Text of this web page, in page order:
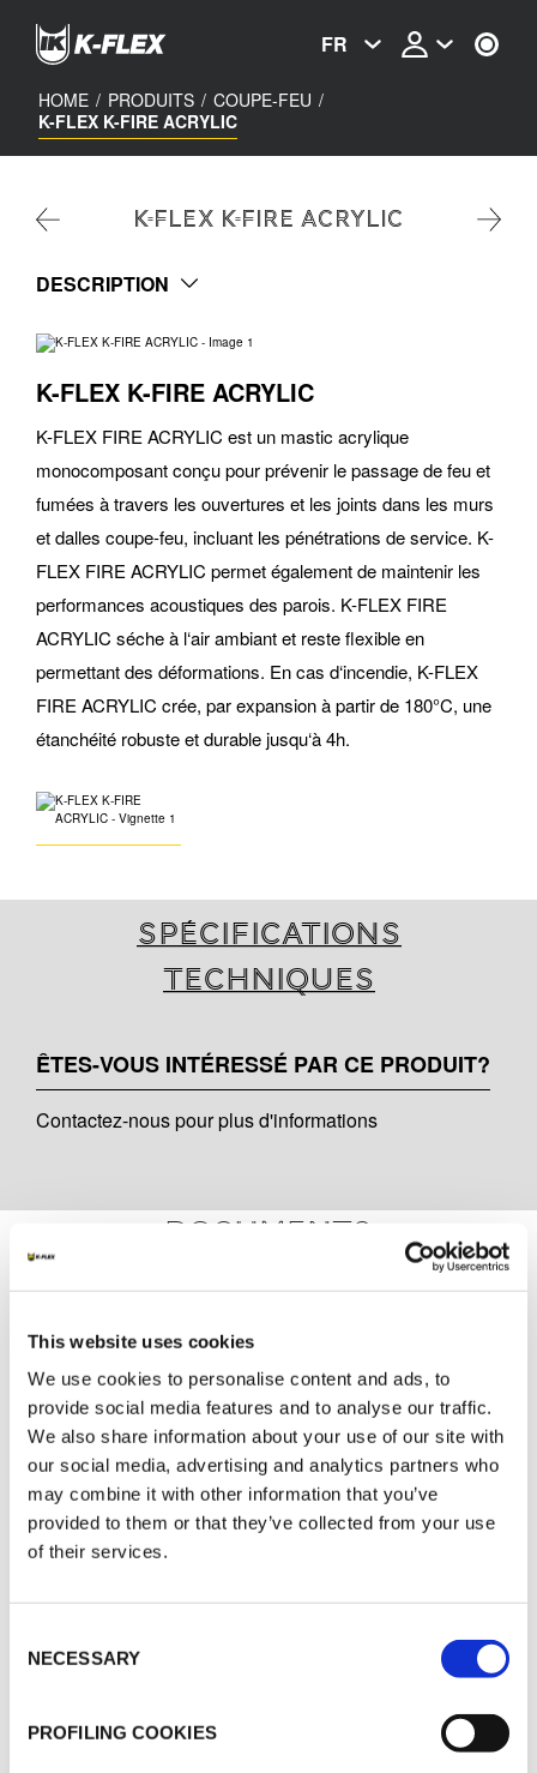
This website uses cookies
We use cookies to personalise content and ads, to
provide social media features and to analyse our traffic.
We also share information about your use of our site with
our social media, advertising and analytics partners who
may combine it with other information that you’ve
provided to them or that they’ve collected from your use
of their services.
Selection
NECESSARY
PROFILING COOKIES
content
FR
HOME / PRODUITS / COUPE-FEU /
K-FLEX K-FIRE ACRYLIC
K-FLEX K-FIRE ACRYLIC
DESCRIPTION
K-FLEX K-FIRE ACRYLIC
K-FLEX FIRE ACRYLIC est un mastic acrylique
monocomposant conçu pour prévenir le passage de feu et
fumées à travers les ouvertures et les joints dans les murs
et dalles coupe-feu, incluant les pénétrations de service. K-
FLEX FIRE ACRYLIC permet également de maintenir les
performances acoustiques des parois. K-FLEX FIRE
ACRYLIC séche à l‘air ambiant et reste flexible en
permettant des déformations. En cas d‘incendie, K-FLEX
FIRE ACRYLIC crée, par expansion à partir de 180°C, une
étanchéité robuste et durable jusqu‘à 4h.
Spécifications
techniques
ÊTES-VOUS INTÉRESSÉ PAR CE PRODUIT?
Contactez-nous pour plus d'informations
Documents
FRA_DOP K-FLEX K-FIRE ACRYLIC -
Penetration - sealant 16281803R01-002Q
MARKETING
K-FLEX TARIF 2026
K-FIRE CATALOGUE 2026